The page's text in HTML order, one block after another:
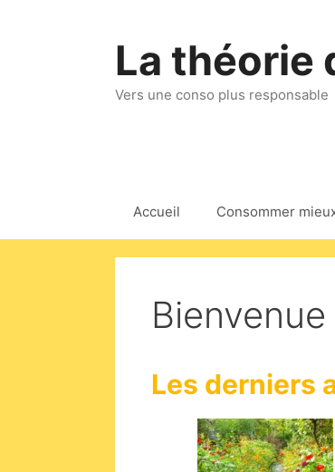
La théorie
Vers une conso plus responsable
Accueil Consommer
Les derniers